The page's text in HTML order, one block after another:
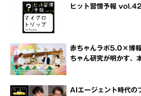
ヒット習慣予報
赤ちゃんラボ5.0×
ちゃん研究が明かす、
AIエージェント時代の